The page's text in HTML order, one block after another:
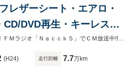
レザーシート・エアロ・
DVD再生・キーレス・
ル・パドルシフト・横滑り
【自社ローン取り扱い】最寄り駅までの送迎も可能です！！全国ご納車対応！！ＦＭラジオ「Ｎａｃｃｋ５」でＣＭ放送中!!創業11周年記念☆本年度自動車税・消費税も込みの総額プライス!!
(H24) 走行距離 7.7万km